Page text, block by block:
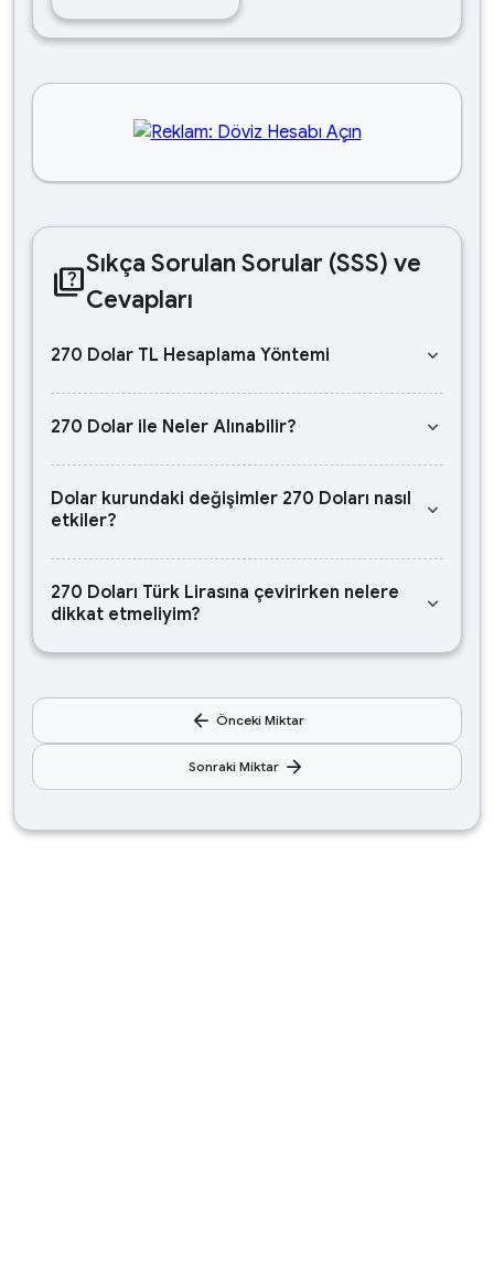
quizSıkça Sorulan Sorular (SSS) ve
Cevapları
270 Dolar TL Hesaplama Yöntemi keyboard_arrow_down
270 Dolar ile Neler Alınabilir? keyboard_arrow_down
Dolar kurundaki değişimler 270 Doları nasıl
etkiler?
keyboard_arrow_down
270 Doları Türk Lirasına çevirirken nelere
dikkat etmeliyim?
keyboard_arrow_down
arrow_back Önceki Miktar
Sonraki Miktar arrow_forward